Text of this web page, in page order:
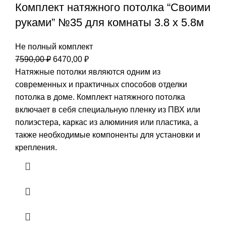
Комплект натяжного потолка “Своими
руками” №35 для комнаты 3.8 х 5.8м
Не полный комплект
7590,00₽ Первоначальная
цена
составляла
7590,00 ₽.
6470,00 ₽Текущая
цена:
6470,00 ₽.
Натяжные потолки являются одним из
современных и практичных способов отделки
потолка в доме. Комплект натяжного потолка
включает в себя специальную пленку из ПВХ или
полиэстера, каркас из алюминия или пластика, а
также необходимые компоненты для установки и
крепления.